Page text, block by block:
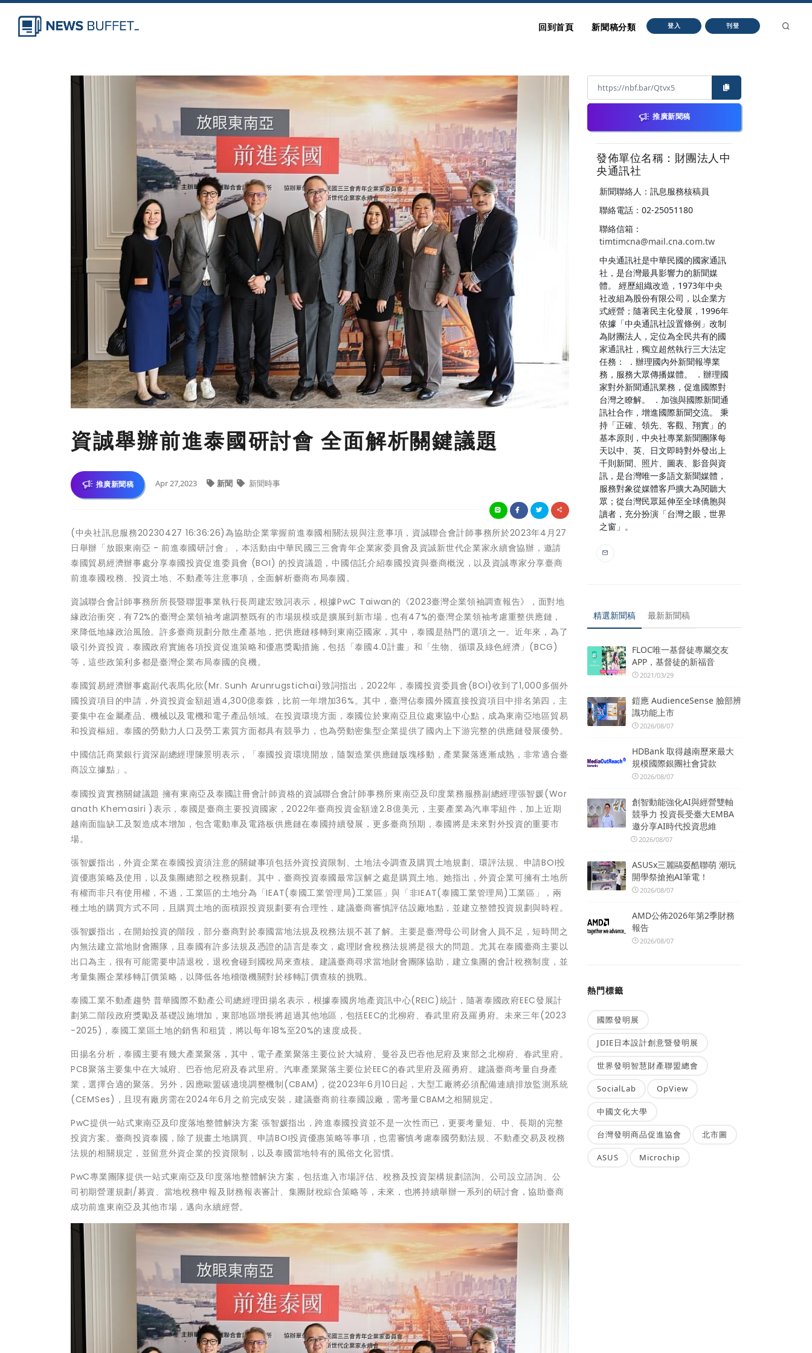
回到首頁 新聞稿分類 登入 刊登
資誠舉辦前進泰國研討會 全面解析關鍵議題
推廣新聞稿 Apr 27,2023 新聞 新聞時事
(中央社訊息服務20230427 16:36:26)為協助企業掌握前進泰國相關法規與注意事項，資誠聯合會計師事務所於2023年4月27
日舉辦「放眼東南亞 - 前進泰國研討會」，本活動由中華民國三三會青年企業家委員會及資誠新世代企業家永續會協辦，邀請
泰國貿易經濟辦事處分享泰國投資促進委員會 (BOI) 的投資議題，中國信託介紹泰國投資與臺商概況，以及資誠專家分享臺商
前進泰國稅務、投資土地、不動產等注意事項，全面解析臺商布局泰國。
資誠聯合會計師事務所所長暨聯盟事業執行長周建宏致詞表示，根據PwC Taiwan的《2023臺灣企業領袖調查報告》，面對地
緣政治衝突，有72%的臺灣企業領袖考慮調整既有的市場規模或是擴展到新市場，也有47%的臺灣企業領袖考慮重整供應鏈，
來降低地緣政治風險。許多臺商規劃分散生產基地，把供應鏈移轉到東南亞國家，其中，泰國是熱門的選項之一。近年來，為了
吸引外資投資，泰國政府實施各項投資促進策略和優惠獎勵措施，包括「泰國4.0計畫」和「生物、循環及綠色經濟」(BCG)
等，這些政策利多都是臺灣企業布局泰國的良機。
泰國貿易經濟辦事處副代表馬化欣(Mr. Sunh Arunrugstichai)致詞指出，2022年，泰國投資委員會(BOI)收到了1,000多個外
國投資項目的申請，外資投資金額超過4,300億泰銖，比前一年增加36%。其中，臺灣佔泰國外國直接投資項目中排名第四，主
要集中在金屬產品、機械以及電機和電子產品領域。在投資環境方面，泰國位於東南亞且位處東協中心點，成為東南亞地區貿易
和投資樞紐。泰國的勞動力人口及勞工素質方面都具有競爭力，也為勞動密集型企業提供了國內上下游完整的供應鏈發展優勢。
中國信託商業銀行資深副總經理陳景明表示，「泰國投資環境開放，隨製造業供應鏈版塊移動，產業聚落逐漸成熟，非常適合臺
商設立據點」。
泰國投資實務關鍵議題 擁有東南亞及泰國註冊會計師資格的資誠聯合會計師事務所東南亞及印度業務服務副總經理張智媛(Wor
anath Khemasiri )表示，泰國是臺商主要投資國家，2022年臺商投資金額達2.8億美元，主要產業為汽車零組件，加上近期
越南面臨缺工及製造成本增加，包含電動車及電路板供應鏈在泰國持續發展，更多臺商預期，泰國將是未來對外投資的重要市
場。
張智媛指出，外資企業在泰國投資須注意的關鍵事項包括外資投資限制、土地法令調查及購買土地規劃、環評法規、申請BOI投
資優惠策略及使用，以及集團總部之稅務規劃。其中，臺商投資泰國最常誤解之處是購買土地。她指出，外資企業可擁有土地所
有權而非只有使用權，不過，工業區的土地分為「IEAT(泰國工業管理局)工業區」與「非IEAT(泰國工業管理局)工業區」，兩
種土地的購買方式不同，且購買土地的面積跟投資規劃要有合理性，建議臺商審慎評估設廠地點，並建立整體投資規劃與時程。
張智媛指出，在開始投資的階段，部分臺商對於泰國當地法規及稅務法規不甚了解。主要是臺灣母公司財會人員不足，短時間之
內無法建立當地財會團隊，且泰國有許多法規及憑證的語言是泰文，處理財會稅務法規將是很大的問題。尤其在泰國臺商主要以
出口為主，很有可能需要申請退稅，退稅會碰到國稅局來查核。建議臺商尋求當地財會團隊協助，建立集團的會計稅務制度，並
考量集團企業移轉訂價策略，以降低各地稽徵機關對於移轉訂價查核的挑戰。
泰國工業不動產趨勢 普華國際不動產公司總經理田揚名表示，根據泰國房地產資訊中心(REIC)統計，隨著泰國政府EEC發展計
劃第二階段政府獎勵及基礎設施增加，東部地區增長將超過其他地區，包括EEC的北柳府、春武里府及羅勇府。未來三年(2023
-2025)，泰國工業區土地的銷售和租賃，將以每年18%至20%的速度成長。
田揚名分析，泰國主要有幾大產業聚落，其中，電子產業聚落主要位於大城府、曼谷及巴吞他尼府及東部之北柳府、春武里府。
PCB聚落主要集中在大城府、巴吞他尼府及春武里府。汽車產業聚落主要位於EEC的春武里府及羅勇府。建議臺商考量自身產
業，選擇合適的聚落。另外，因應歐盟碳邊境調整機制(CBAM)，從2023年6月10日起，大型工廠將必須配備連續排放監測系統
(CEMSes)，且現有廠房需在2024年6月之前完成安裝，建議臺商前往泰國設廠，需考量CBAM之相關規定。
PwC提供一站式東南亞及印度落地整體解決方案 張智媛指出，跨進泰國投資並不是一次性而已，更要考量短、中、長期的完整
投資方案。臺商投資泰國，除了規畫土地購買、申請BOI投資優惠策略等事項，也需審慎考慮泰國勞動法規、不動產交易及稅務
法規的相關規定，並留意外資企業的投資限制，以及泰國當地特有的風俗文化習慣。
PwC專業團隊提供一站式東南亞及印度落地整體解決方案，包括進入市場評估、稅務及投資架構規劃諮詢、公司設立諮詢、公
司初期營運規劃/募資、當地稅務申報及財務報表審計、集團財稅綜合策略等，未來，也將持續舉辦一系列的研討會，協助臺商
成功前進東南亞及其他市場，邁向永續經營。
推廣新聞稿
發佈單位名稱：財團法人中
央通訊社
新聞聯絡人：訊息服務核稿員
聯絡電話：02-25051180
聯絡信箱：
timtimcna@mail.cna.com.tw
中央通訊社是中華民國的國家通訊
社，是台灣最具影響力的新聞媒
體。 經歷組織改造，1973年中央
社改組為股份有限公司，以企業方
式經營；隨著民主化發展，1996年
依據「中央通訊社設置條例」改制
為財團法人，定位為全民共有的國
家通訊社，獨立超然執行三大法定
任務： ．辦理國內外新聞報導業
務，服務大眾傳播媒體。 ．辦理國
家對外新聞通訊業務，促進國際對
台灣之瞭解。 ．加強與國際新聞通
訊社合作，增進國際新聞交流。 秉
持「正確、領先、客觀、翔實」的
基本原則，中央社專業新聞團隊每
天以中、英、日文即時對外發出上
千則新聞、照片、圖表、影音與資
訊，是台灣唯一多語文新聞媒體，
服務對象從媒體客戶擴大為閱聽大
眾；從台灣民眾延伸至全球僑胞與
讀者，充分扮演「台灣之眼，世界
之窗」。
精選新聞稿 最新新聞稿
FLOC唯一基督徒專屬交友
APP，基督徒的新福音
2021/03/29
鎧應 AudienceSense 臉部辨
識功能上市
2026/08/07
HDBank 取得越南歷來最大
規模國際銀團社會貸款
2026/08/07
創智動能強化AI與經營雙軸
競爭力 投資長受臺大EMBA
邀分享AI時代投資思維
2026/08/07
ASUSx三麗鷗耍酷聯萌 潮玩
開學祭搶抱AI筆電！
2026/08/07
AMD公佈2026年第2季財務
報告
2026/08/07
熱門標籤
國際發明展
JDIE日本設計創意暨發明展
世界發明智慧財產聯盟總會
SocialLab OpView
中國文化大學
台灣發明商品促進協會 北市圖
ASUS Microchip